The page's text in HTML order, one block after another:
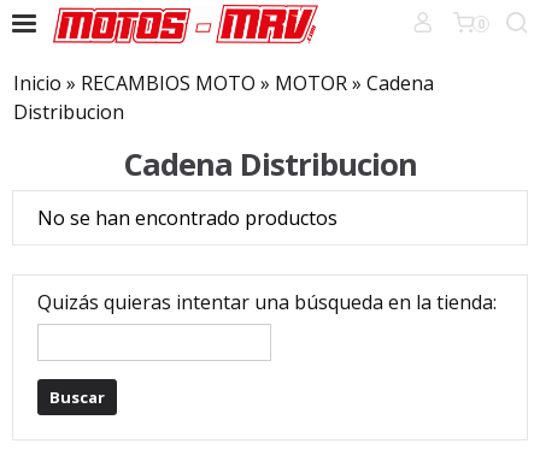
0
Inicio » RECAMBIOS MOTO » MOTOR» Cadena
Distribucion
Cadena Distribucion
No se han encontrado productos
Quizás quieras intentar una búsqueda en la tienda: